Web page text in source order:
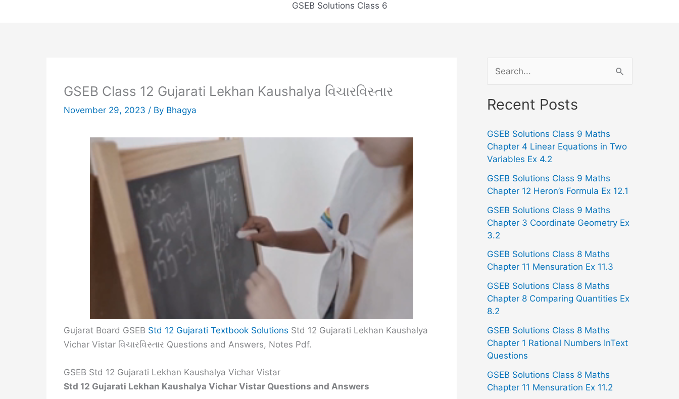
GSEB Solutions Class 6
GSEB Class 12 Gujarati Lekhan Kaushalya વિચારવિસ્તાર
November 29, 2023 / By Bhagya
Gujarat Board GSEB Std 12 Gujarati Textbook Solutions Std 12 Gujarati Lekhan Kaushalya
Vichar Vistar વિચારવિસ્તાર Questions and Answers, Notes Pdf.
GSEB Std 12 Gujarati Lekhan Kaushalya Vichar Vistar
Std 12 Gujarati Lekhan Kaushalya Vichar Vistar Questions and Answers
a
c
h
o
:
Recent Posts
GSEB Solutions Class 9 Maths
Chapter 4 Linear Equations in Two
Variables Ex 4.2
GSEB Solutions Class 9 Maths
Chapter 12 Heron’s Formula Ex 12.1
GSEB Solutions Class 9 Maths
Chapter 3 Coordinate Geometry Ex
3.2
GSEB Solutions Class 8 Maths
Chapter 11 Mensuration Ex 11.3
GSEB Solutions Class 8 Maths
Chapter 8 Comparing Quantities Ex
8.2
GSEB Solutions Class 8 Maths
Chapter 1 Rational Numbers InText
Questions
GSEB Solutions Class 8 Maths
Chapter 11 Mensuration Ex 11.2